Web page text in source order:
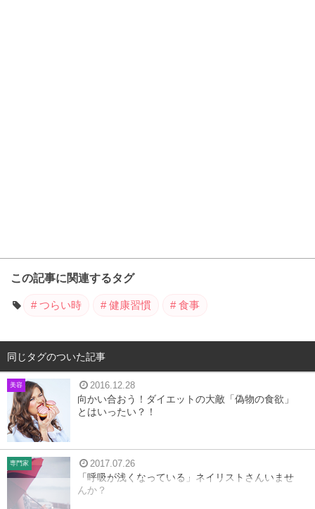
この記事に関連するタグ
つらい時 健康習慣 食事
同じタグのついた記事
美容 2016.12.28
向かい合おう！ダイエットの大敵「偽物の食欲」
とはいったい？！
専門家 2017.07.26
「呼吸が浅くなっている」ネイリストさんいませ
んか？